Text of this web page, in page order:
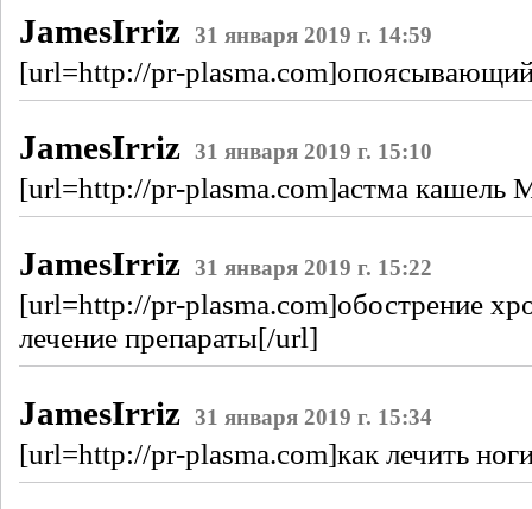
JamesIrriz 31 января 2019 г. 14:59
[url=http://pr-
JamesIrriz 31 января 2019 г. 15:10
[url=http://pr-plasma.com]астма кашель
JamesIrriz 31 января 2019 г. 15:22
[url=http://pr-plasma.com]обострение
лечение препараты[/url]
JamesIrriz 31 января 2019 г. 15:34
[url=http://pr-plasma.com]как лечить